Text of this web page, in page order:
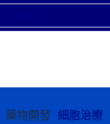
藥物開發 細胞治療